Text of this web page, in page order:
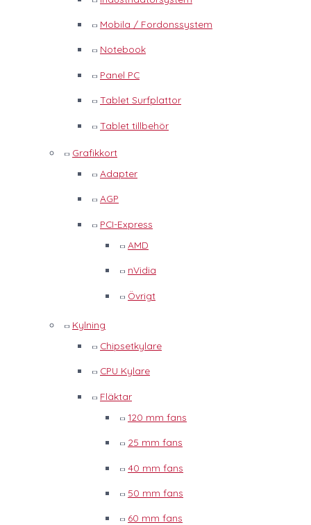
Mobila / Fordonssystem
Notebook
Panel PC
Tablet Surfplattor
Tablet tillbehör
Grafikkort
Adapter
AGP
PCI-Express
AMD
nVidia
Övrigt
Kylning
Chipsetkylare
CPU Kylare
Fläktar
120 mm fans
25 mm fans
40 mm fans
50 mm fans
60 mm fans